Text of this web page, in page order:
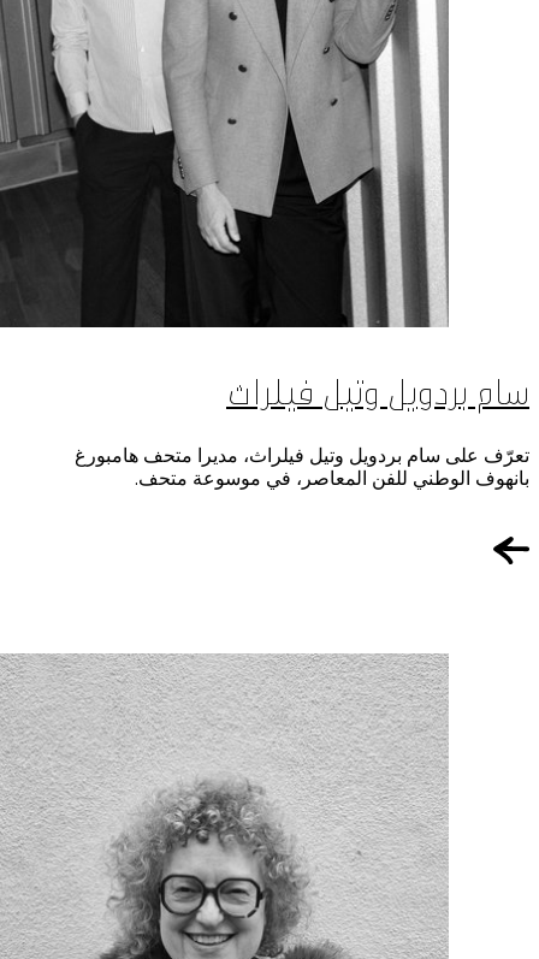
سام بردويل وتيل فيلراث
تعرّف على سام بردويل وتيل فيلراث، مديرا متحف هامبورغ
بانهوف الوطني للفن المعاصر، في موسوعة متحف.